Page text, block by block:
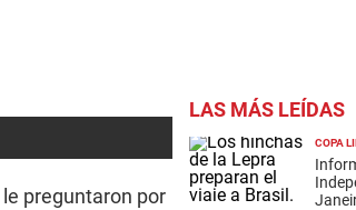
preguntaron por
LAS MÁS LEÍDAS
COPA